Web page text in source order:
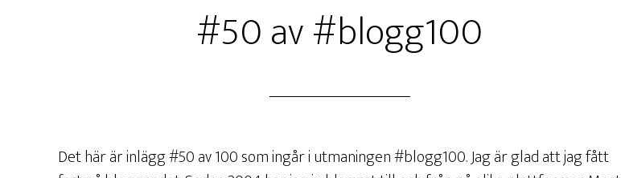
#50 av #blogg100
Det här är inlägg #50 av 100 som ingår i utmaningen #blogg100. Jag är glad att jag fått